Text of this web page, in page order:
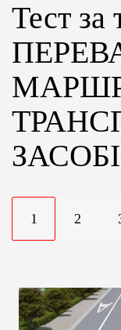
ФІЛІАЛИ
КОНТАКТИ
ВІДГУКИ
ЦІНИ
ІНСТРУКТОРИ
Тест
1 2